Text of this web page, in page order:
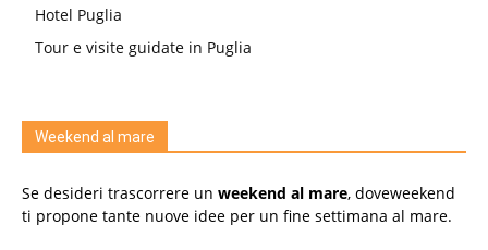
Hotel Puglia
Tour e visite guidate in Puglia
Weekend al mare
Se desideri trascorrere un weekend al mare, doveweekend
ti propone tante nuove idee per un fine settimana al mare.